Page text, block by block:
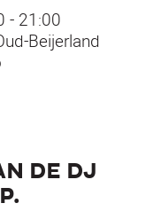
- 21:00
Beijerland
DE DJ